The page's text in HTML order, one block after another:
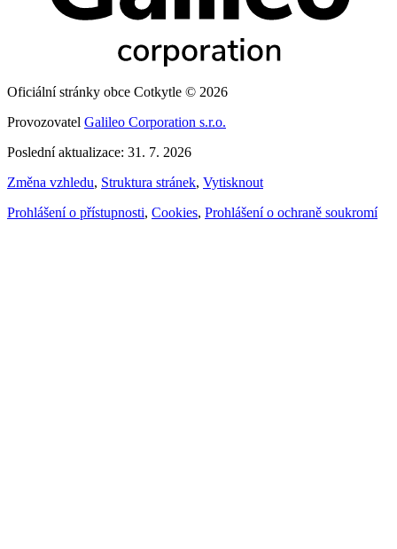
Oficiální stránky obce Cotkytle © 2026
Provozovatel Galileo Corporation s.r.o.
Poslední aktualizace: 31. 7. 2026
Změna vzhledu, Struktura stránek, Vytisknout
Prohlášení o přístupnosti, Cookies, Prohlášení o ochraně soukromí